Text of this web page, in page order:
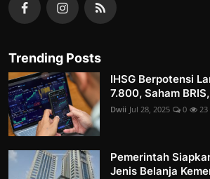
Trending Posts
IHSG Berpotensi
7.800, Saham
Dwii Jul 28, 2025 0 23
Pemerintah
Jenis Belanja